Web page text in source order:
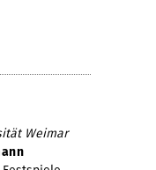
Weimar